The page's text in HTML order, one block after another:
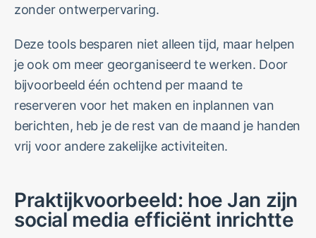
zonder ontwerpervaring.
Deze tools besparen niet alleen tijd, maar helpen
je ook om meer georganiseerd te werken. Door
bijvoorbeeld één ochtend per maand te
reserveren voor het maken en inplannen van
berichten, heb je de rest van de maand je handen
vrij voor andere zakelijke activiteiten.
Praktijkvoorbeeld: hoe Jan zijn
social media efficiënt inrichtte